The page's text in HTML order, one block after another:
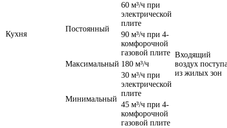
Кухня
Постоянный
60 м³/ч при
электрической
плите
Входящий
воздух
из жилых зон
90 м³/ч при 4-
комфорочной
газовой плите
Максимальный 180 м³/ч
Минимальный
30 м³/ч при
электрической
плите
45 м³/ч при 4-
комфорочной
газовой плите